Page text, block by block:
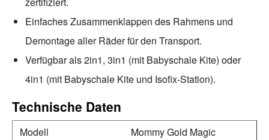
Einfaches Zusammenklappen des Rahmens und
Demontage aller Räder für den Transport.
Verfügbar als 2in1, 3in1 (mit Babyschale Kite) oder
4in1 (mit Babyschale Kite und Isofix-Station).
Technische Daten
Modell Mommy Gold Magic